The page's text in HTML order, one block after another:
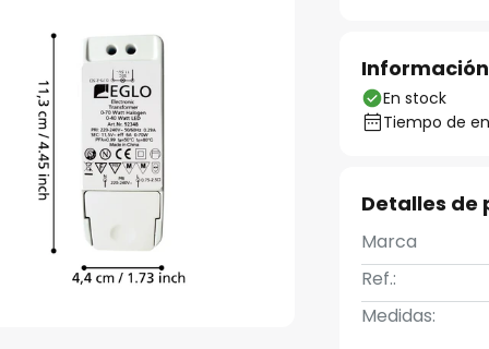
En stock
Tiempo de
Detalles de
Marca
Ref.:
Medidas: